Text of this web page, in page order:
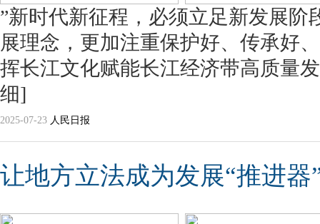
”新时代新征程，必须立足新发展阶
展理念，更加注重保护好、传承好
挥长江文化赋能长江经济带高质量
细]
2025-07-23 人民日报
让地方立法成为发展“推进器